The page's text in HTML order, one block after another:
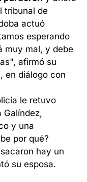
tribunal de
actuó
esperando
muy mal, y debe
afirmó su
en diálogo con
le retuvo
Galíndez,
y una
por qué?
hay un
su esposa.